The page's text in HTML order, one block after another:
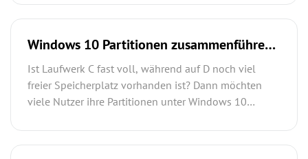
vorhanden sind, empfehlen wir Ihnen also, die
Drittanbieter-Software zu versuchen.
Windows 10 Partitionen zusammenführen
ohne Datenverlust – So geht’s wirklich
Ist Laufwerk C fast voll, während auf D noch viel
freier Speicherplatz vorhanden ist? Dann möchten
viele Nutzer ihre Partitionen unter Windows 10
dieser Anleitung zeigen wir Ihnen die sichersten